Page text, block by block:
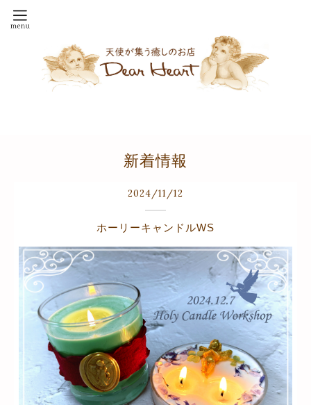
新着情報
2024/11 /12
ホーリーキャンドルWS